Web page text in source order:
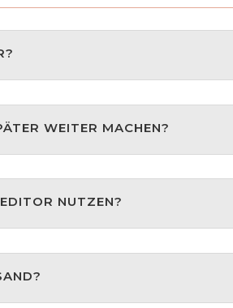
WEITER MACHEN?
NUTZEN?